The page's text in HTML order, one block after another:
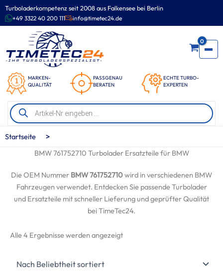
Turboladerkompetenz seit 2008 aus Falkensee bei Berlin
+49 3322 40 200 111 info@timetec24.de
MARKEN-
QUALITÄT
PASSGENAU
BERATEN
ECHTE TURBO-
EXPERTEN
0
Products
search
Zum
Inhalt
springen
Startseite >
BMW 761752710 Turbolader Ersatzteile für BMW
Die OEM Nummer BMW 761752710wird in verschiedenen BMW
Fahrzeugen verwendet. Entdecken Sie passende Turbolader
und Ersatzteile mit schneller Lieferung und geprüfter Qualität
bei TimeTec24.
Alle 4 Ergebnisse werden angezeigtNach